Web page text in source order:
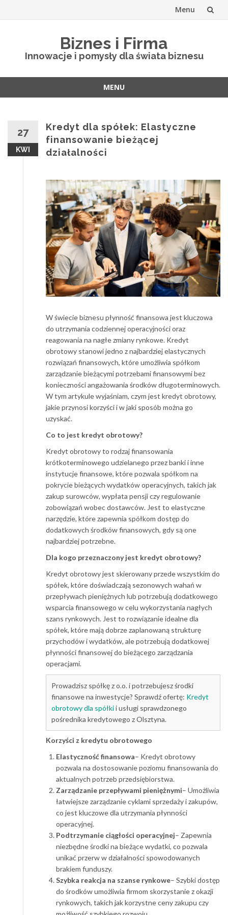
Menu
Biznes i Firma
Innowacje i pomysły dla świata biznesu
MENU
27
KWI
Kredyt dla spółek: Elastyczne
finansowanie bieżącej
działalności
W świecie biznesu płynność finansowa jest kluczowa
do utrzymania codziennej operacyjności oraz
reagowania na nagłe zmiany rynkowe. Kredyt
obrotowy stanowi jedno z najbardziej elastycznych
rozwiązań finansowych, które umożliwia spółkom
zarządzanie bieżącymi potrzebami finansowymi bez
konieczności angażowania środków długoterminowych.
W tym artykule wyjaśniam, czym jest kredyt obrotowy,
jakie przynosi korzyści i w jaki sposób można go
uzyskać.
Co to jest kredyt obrotowy?
Kredyt obrotowy to rodzaj finansowania
krótkoterminowego udzielanego przez banki i inne
instytucje finansowe, które pozwala spółkom na
pokrycie bieżących wydatków operacyjnych, takich jak
zakup surowców, wypłata pensji czy regulowanie
zobowiązań wobec dostawców. Jest to elastyczne
narzędzie, które zapewnia spółkom dostęp do
dodatkowych środków finansowych, gdy są one
najbardziej potrzebne.
Dla kogo przeznaczony jest kredyt obrotowy?
Kredyt obrotowy jest skierowany przede wszystkim do
spółek, które doświadczają sezonowych wahań w
przepływach pieniężnych lub potrzebują dodatkowego
wsparcia finansowego w celu wykorzystania nagłych
szans rynkowych. Jest to rozwiązanie idealne dla
spółek, które mają dobrze zaplanowaną strukturę
przychodów i wydatków, ale potrzebują dodatkowej
płynności finansowej do bieżącego zarządzania
operacjami.
Prowadzisz spółkę z o.o. i potrzebujesz środki
finansowe na inwestycje? Sprawdź ofertę: Kredyt
obrotowy dla spółkii usługi sprawdzonego
pośrednika kredytowego z Olsztyna.
Korzyści z kredytu obrotowego
Elastyczność finansowa– Kredyt obrotowy
pozwala na dostosowanie poziomu finansowania do
aktualnych potrzeb przedsiębiorstwa.
Zarządzanie przepływami pieniężnymi– Umożliwia
łatwiejsze zarządzanie cyklami sprzedaży i zakupów,
co jest kluczowe dla utrzymania płynności
operacyjnej.
Podtrzymanie ciągłości operacyjnej– Zapewnia
niezbędne środki na bieżące wydatki, co pozwala
unikać przerw w działalności spowodowanych
brakiem funduszy.
Szybka reakcja na szanse rynkowe– Szybki dostęp
do środków umożliwia firmom skorzystanie z okazji
rynkowych, takich jak korzystne ceny zakupu czy